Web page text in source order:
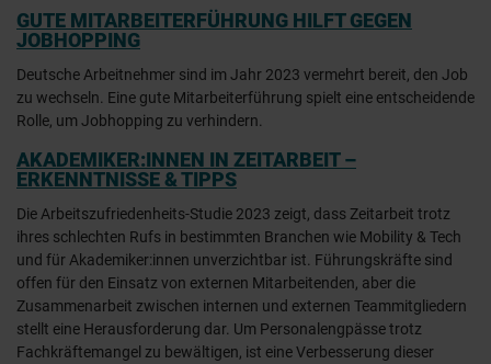
GUTE MITARBEITERFÜHRUNG HILFT GEGEN
JOBHOPPING
Deutsche Arbeitnehmer sind im Jahr 2023 vermehrt bereit, den Job
zu wechseln. Eine gute Mitarbeiterführung spielt eine entscheidende
Rolle, um Jobhopping zu verhindern.
AKADEMIKER:INNEN IN ZEITARBEIT –
ERKENNTNISSE & TIPPS
Die Arbeitszufriedenheits-Studie 2023 zeigt, dass Zeitarbeit trotz
ihres schlechten Rufs in bestimmten Branchen wie Mobility & Tech
und für Akademiker:innen unverzichtbar ist. Führungskräfte sind
offen für den Einsatz von externen Mitarbeitenden, aber die
Zusammenarbeit zwischen internen und externen Teammitgliedern
stellt eine Herausforderung dar. Um Personalengpässe trotz
Fachkräftemangel zu bewältigen, ist eine Verbesserung dieser